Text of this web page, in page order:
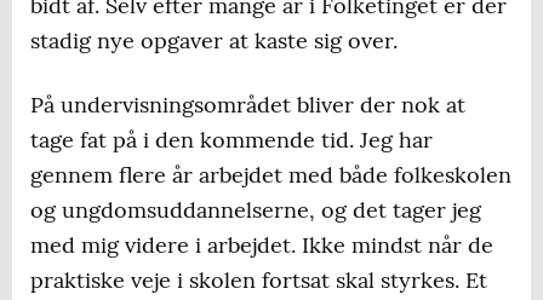
stadig nye opgaver at kaste sig over.
På undervisningsområdet bliver der nok at
tage fat på i den kommende tid. Jeg har
gennem flere år arbejdet med både folkeskolen
og ungdomsuddannelserne, og det tager jeg
med mig videre i arbejdet. Ikke mindst når de
praktiske veje i skolen fortsat skal styrkes. Et